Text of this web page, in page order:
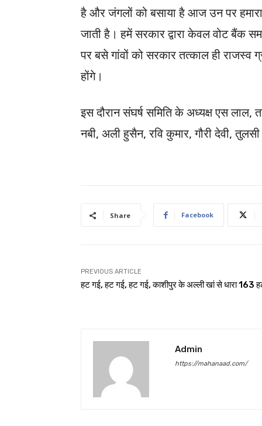
है और जंगलों को बसाया है आज उन पर
जाती है। हमें सरकार द्वारा केवल वोट बैंक
पर बसे गांवों को सरकार तत्काल ही राजस्व
होंगे।
इस दौरान संघर्ष समिति के अध्यक्ष एस लाल,
नबी, अली हुसैन, रवि कुमार, गौरी देवी,
Share Facebook
PREVIOUS ARTICLE
हट गई, हट गई, हट गई, काशीपुर के अल्ली खां से धारा 163
Admin
https://mahanaad.com/